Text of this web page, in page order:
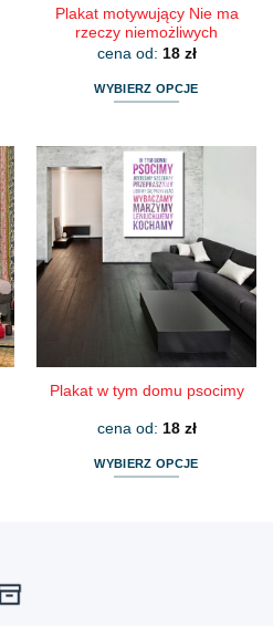
Plakat motywujący Nie ma
rzeczy niemożliwych
cena od: 18 zł
WYBIERZ OPCJE
ma
wiele
wariantów.
Opcje
można
wybrać
na
stronie
Plakat w tym domu psocimy
cena od: 18 zł
WYBIERZ OPCJE